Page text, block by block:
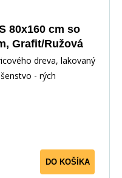
80x160 cm so
Grafit/Ružová
dreva, lakovaný
- rých
DO KOŠÍKA